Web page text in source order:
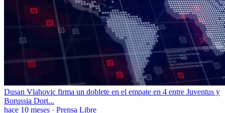
Dusan Vlahovic firma un doblete en el empate en 4 entre Juventus y
Borussia Dort...
hace 10 meses · Prensa Libre